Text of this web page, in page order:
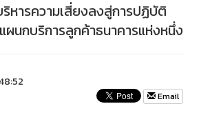
หารความเสี่ยงลงสู่การปฏิบัติ
นกบริการลูกค้าธนาคารแห่งหนึ่ง
Email